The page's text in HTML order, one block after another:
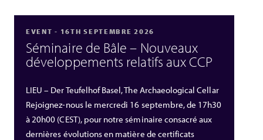
EVENT - 16TH SEPTEMBRE 2026
Séminaire de Bâle – Nouveaux
développements relatifs aux CCP
LIEU – Der Teufelhof Basel, The Archaeological Cellar
Rejoignez-nous le mercredi 16 septembre, de 17h30
à 20h00 (CEST), pour notre séminaire consacré aux
dernières évolutions en matière de certificats